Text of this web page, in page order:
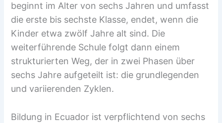
beginnt im Alter von sechs Jahren und umfasst
die erste bis sechste Klasse, endet, wenn die
Kinder etwa zwölf Jahre alt sind. Die
weiterführende Schule folgt dann einem
strukturierten Weg, der in zwei Phasen über
sechs Jahre aufgeteilt ist: die grundlegenden
und variierenden Zyklen.
Bildung in Ecuador ist verpflichtend von sechs